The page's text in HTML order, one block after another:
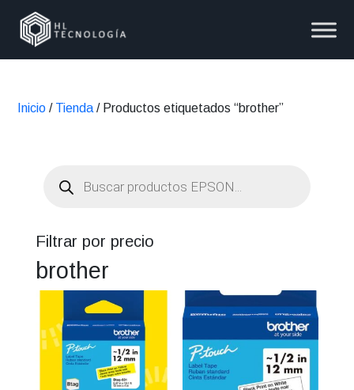
Inicio / Tienda / Productos etiquetados “brother”
productos
Filtrar por precio
brother